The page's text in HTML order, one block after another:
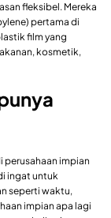
fleksibel. Mereka
pertama di
film yang
kosmetik,
perusahaan impian
ingat untuk
seperti waktu,
impian apa lagi